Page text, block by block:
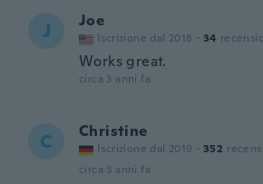
J Joe
Iscrizione dal 2018 · 34
Works great.
circa 3 anni fa
C Christine
Iscrizione dal 2019 · 352
circa 3 anni fa